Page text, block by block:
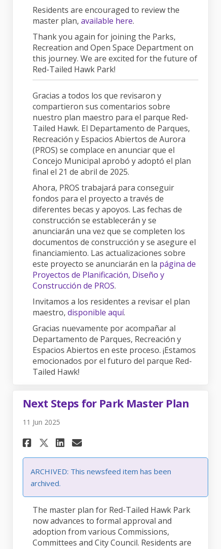
Residents are encouraged to review the
master plan, available here.
Thank you again for joining the Parks,
Recreation and Open Space Department on
this journey. We are excited for the future of
Red-Tailed Hawk Park!
Gracias a todos los que revisaron y
compartieron sus comentarios sobre
nuestro plan maestro para el parque Red-
Tailed Hawk. El Departamento de Parques,
Recreación y Espacios Abiertos de Aurora
(PROS) se complace en anunciar que el
Concejo Municipal aprobó y adoptó el plan
final el 21 de abril de 2025.
Ahora, PROS trabajará para conseguir
fondos para el proyecto a través de
diferentes becas y apoyos. Las fechas de
construcción se establecerán y se
anunciarán una vez que se completen los
documentos de construcción y se asegure el
financiamiento. Las actualizaciones sobre
este proyecto se anunciarán en la página de
Proyectos de Planificación, Diseño y
Construcción de PROS(External link)
.
Invitamos a los residentes a revisar el plan
maestro, disponible aquí.
Gracias nuevamente por acompañar al
Departamento de Parques, Recreación y
Espacios Abiertos en este proceso. ¡Estamos
emocionados por el futuro del parque Red-
Tailed Hawk!
Next Steps for Park Master Plan
11 Jun 2025
Share Next Steps for Park
Share Next Steps for Park
Share Next Steps for
Email Next Steps for
ARCHIVED: This newsfeed item has been
archived.
The master plan for Red-Tailed Hawk Park
now advances to formal approval and
adoption from various Commissions,
Committees and City Council. Residents are